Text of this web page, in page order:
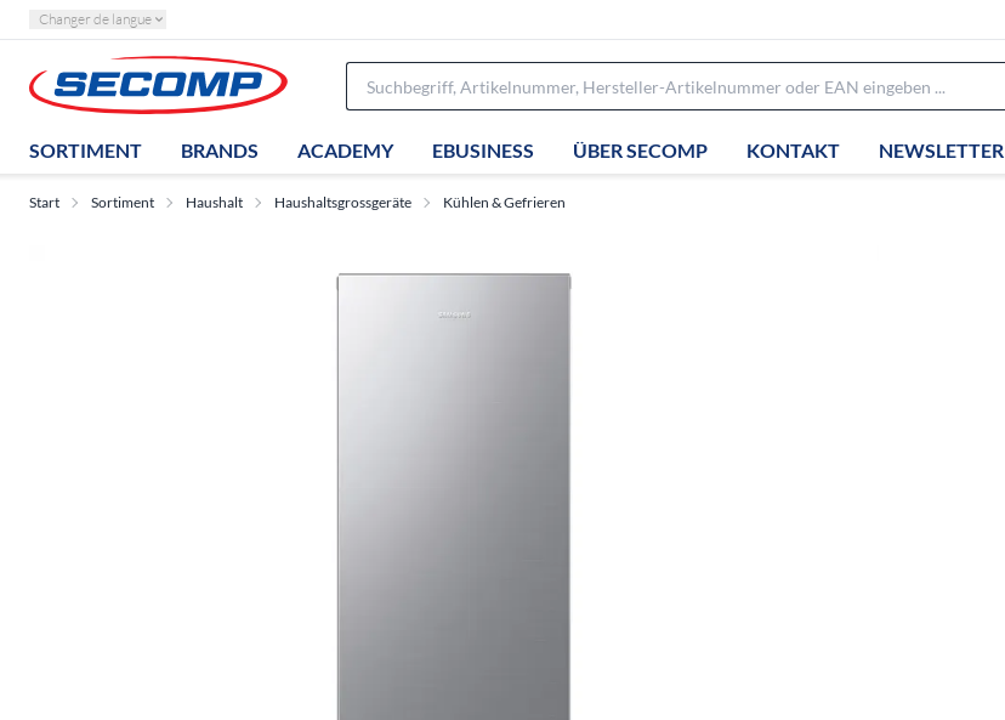
Changer de langue
SORTIMENT BRANDS ACADEMY EBUSINESS ÜBER SECOMP KONTAKT NEWSLETTER
Start Sortiment Haushalt Haushaltsgrossgeräte Kühlen & Gefrieren